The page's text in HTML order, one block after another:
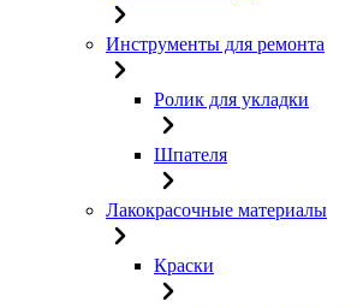
Инструменты для ремонта
Ролик для укладки
Шпателя
Лакокрасочные материалы
Краски